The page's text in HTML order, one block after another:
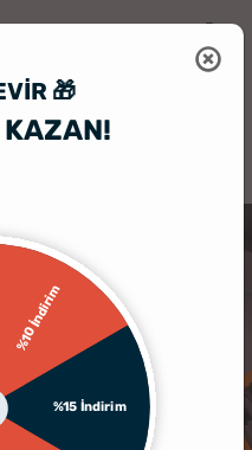
🎁
%10 İndirim
%15 İndirim